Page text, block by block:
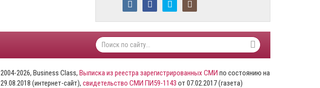
2004-2026, Business Class, Выписка из реестра зарегистрированных СМИ по состоянию на
29.08.2018 (интернет-сайт), свидетельство СМИ ПИ59-1143 от 07.02.2017 (газета)